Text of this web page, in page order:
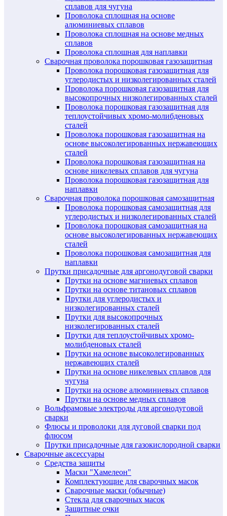
сплавов для чугуна
Проволока сплошная на основе
алюминиевых сплавов
Проволока сплошная на основе медных
сплавов
Проволока сплошная для наплавки
Сварочная проволока порошковая газозащитная
Проволока порошковая газозащитная для
углеродистых и низколегированных сталей
Проволока порошковая газозащитная для
высокопрочных низколегированных сталей
Проволока порошковая газозащитная для
теплоустойчивых хромо-молибденовых
сталей
Проволока порошковая газозащитная на
основе высоколегированных нержавеющих
сталей
Проволока порошковая газозащитная на
основе никелевых сплавов для чугуна
Проволока порошковая газозащитная для
наплавки
Сварочная проволока порошковая самозащитная
Проволока порошковая самозащитная для
углеродистых и низколегированных сталей
Проволока порошковая самозащитная на
основе высоколегированных нержавеющих
сталей
Проволока порошковая самозащитная для
наплавки
Прутки присадочные для аргонодуговой сварки
Прутки на основе магниевых сплавов
Прутки на основе титановых сплавов
Прутки для углеродистых и
низколегированных сталей
Прутки для высокопрочных
низколегированных сталей
Прутки для теплоустойчивых хромо-
молибденовых сталей
Прутки на основе высоколегированных
нержавеющих сталей
Прутки на основе никелевых сплавов для
чугуна
Прутки на основе алюминиевых сплавов
Прутки на основе медных сплавов
Вольфрамовые электроды для аргонодуговой
сварки
Флюсы и проволоки для дуговой сварки под
флюсом
Прутки присадочные для газокислородной сварки
Сварочные аксессуары
Средства защиты
Маски "Хамелеон"
Комплектующие для сварочных масок
Сварочные маски (обычные)
Стекла для сварочных масок
Защитные очки